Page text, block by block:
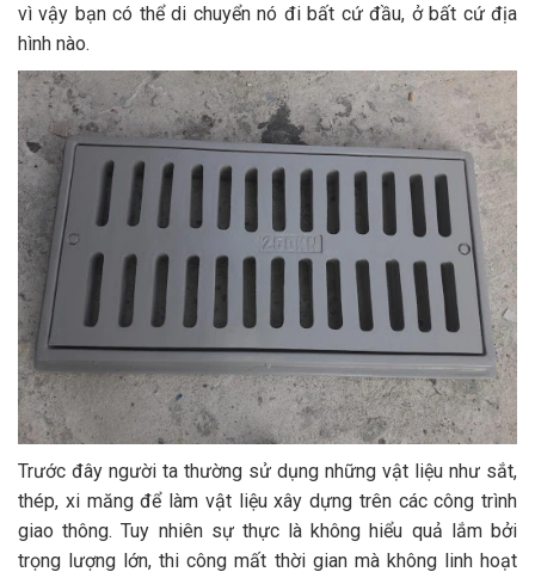
vì vậy bạn có thể di chuyển nó đi bất cứ đầu, ở bất cứ địa
hình nào.
Trước đây người ta thường sử dụng những vật liệu như sắt,
thép, xi măng để làm vật liệu xây dựng trên các công trình
giao thông. Tuy nhiên sự thực là không hiểu quả lắm bởi
trọng lượng lớn, thi công mất thời gian mà không linh hoạt